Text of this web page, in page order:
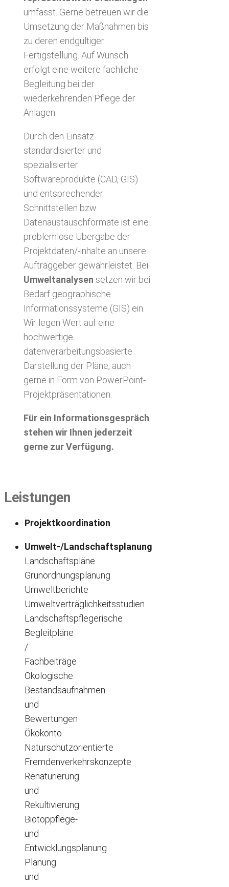
umfasst. Gerne betreuen wir die
Umsetzung der Maßnahmen bis
zu deren endgültiger
Fertigstellung. Auf Wunsch
erfolgt eine weitere fachliche
Begleitung bei der
wiederkehrenden Pflege der
Anlagen.
Durch den Einsatz
standardisierter und
spezialisierter
Softwareprodukte (CAD, GIS)
und entsprechender
Schnittstellen bzw.
Datenaustauschformate ist eine
problemlose Übergabe der
Projektdaten/-inhalte an unsere
Auftraggeber gewährleistet. Bei
Umweltanalysen setzen wir bei
Bedarf geographische
Informationssysteme (GIS) ein.
Wir legen Wert auf eine
hochwertige
datenverarbeitungsbasierte
Darstellung der Pläne, auch
gerne in Form von PowerPoint-
Projektpräsentationen.
Für ein Informationsgespräch
stehen wir Ihnen jederzeit
gerne zur Verfügung.
Leistungen
Projektkoordination
Umwelt-/Landschaftsplanung
Landschaftspläne
Grünordnungsplanung
Umweltberichte
Umweltverträglichkeitsstudien
Landschaftspflegerische
Begleitpläne
/
Fachbeiträge
Ökologische
Bestandsaufnahmen
und
Bewertungen
Ökokonto
Naturschutzorientierte
Fremdenverkehrskonzepte
Renaturierung
und
Rekultivierung
Biotoppflege-
und
Entwicklungsplanung
Planung
und